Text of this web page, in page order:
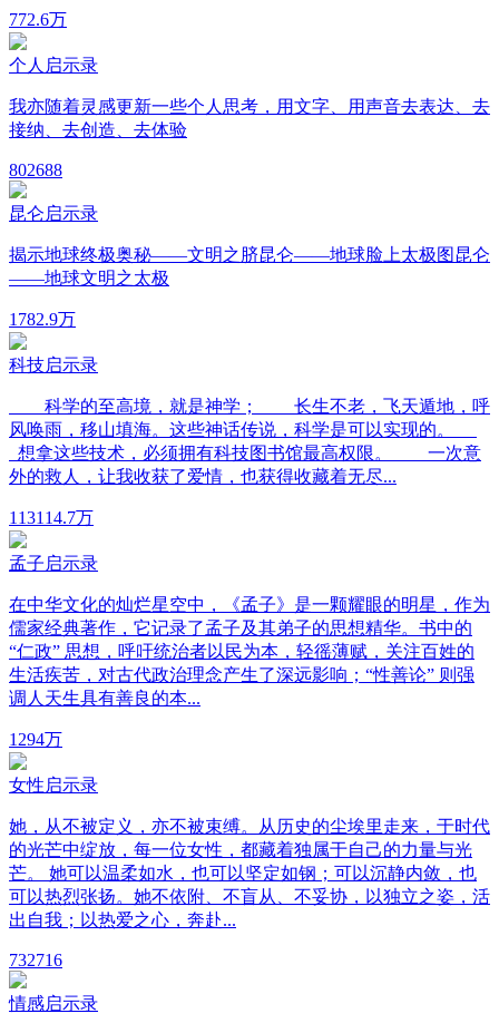
772.6万
个人启示录
我亦随着灵感更新一些个人思考，用文字、用声音去表达、去
接纳、去创造、去体验
802688
昆仑启示录
揭示地球终极奥秘——文明之脐昆仑——地球脸上太极图昆仑
——地球文明之太极
1782.9万
科技启示录
科学的至高境，就是神学； 长生不老，飞天遁地，呼
风唤雨，移山填海。这些神话传说，科学是可以实现的。
想拿这些技术，必须拥有科技图书馆最高权限。 一次意
外的救人，让我收获了爱情，也获得收藏着无尽...
1131 14.7万
孟子启示录
在中华文化的灿烂星空中，《孟子》是一颗耀眼的明星，作为
儒家经典著作，它记录了孟子及其弟子的思想精华。书中的
“仁政” 思想，呼吁统治者以民为本，轻徭薄赋，关注百姓的
生活疾苦，对古代政治理念产生了深远影响；“性善论” 则强
调人天生具有善良的本...
1294万
女性启示录
她，从不被定义，亦不被束缚。从历史的尘埃里走来，于时代
的光芒中绽放，每一位女性，都藏着独属于自己的力量与光
芒。 她可以温柔如水，也可以坚定如钢；可以沉静内敛，也
可以热烈张扬。她不依附、不盲从、不妥协，以独立之姿，活
出自我；以热爱之心，奔赴...
732716
情感启示录